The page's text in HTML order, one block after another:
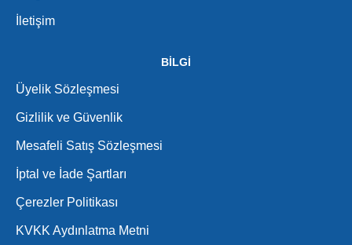
İletişim
BİLGİ
Üyelik Sözleşmesi
Gizlilik ve Güvenlik
Mesafeli Satış Sözleşmesi
İptal ve İade Şartları
Çerezler Politikası
KVKK Aydınlatma Metni